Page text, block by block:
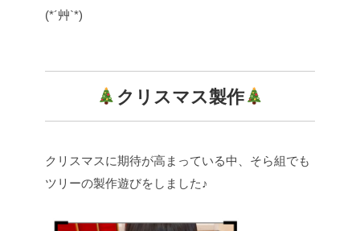
(*´艸`*)
クリスマス製作
クリスマスに期待が高まっている中、そら組でも
ツリーの製作遊びをしました♪